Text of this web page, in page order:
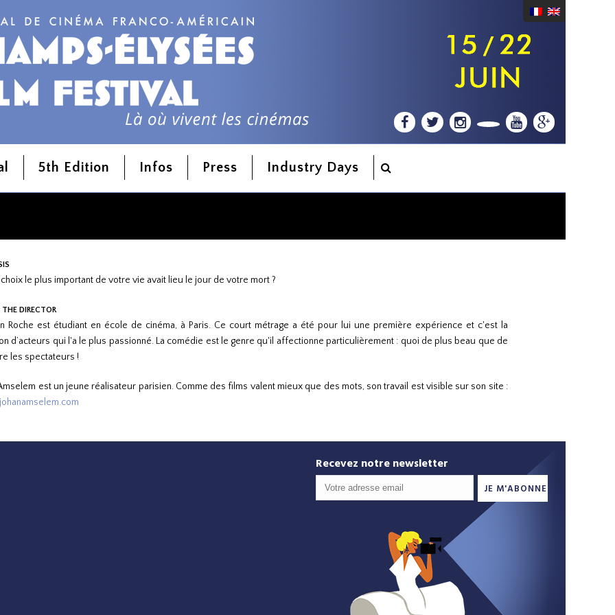
5th Edition Infos Press Industry Days
choix le plus important de votre vie avait lieu le jour de votre mort ?
DIRECTOR
Roche est étudiant en école de cinéma, à Paris. Ce court métrage a été pour lui une première expérience et c'est la
d’acteurs qui l'a le plus passionné. La comédie est le genre qu'il affectionne particulièrement : quoi de plus beau que de
les spectateurs !
est un jeune réalisateur parisien. Comme des films valent mieux que des mots, son travail est visible sur son site :
Recevez notre newsletter